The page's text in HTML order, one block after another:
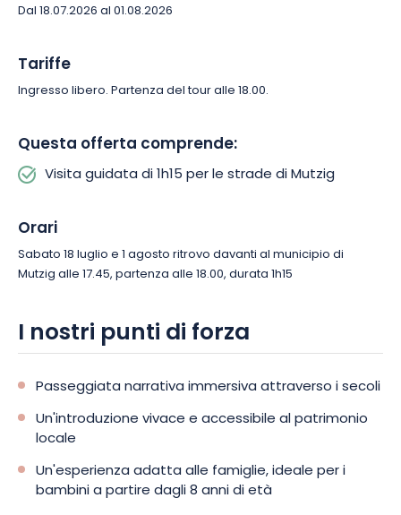
Dal 18.07.2026 al 01.08.2026
Tariffe
Ingresso libero. Partenza del tour alle 18.00.
Questa offerta comprende:
Visita guidata di 1h15 per le strade di Mutzig
Orari
Sabato 18 luglio e 1 agosto ritrovo davanti al municipio di
Mutzig alle 17.45, partenza alle 18.00, durata 1h15
I nostri punti di forza
Passeggiata narrativa immersiva attraverso i secoli
Un'introduzione vivace e accessibile al patrimonio
locale
Un'esperienza adatta alle famiglie, ideale per i
bambini a partire dagli 8 anni di età